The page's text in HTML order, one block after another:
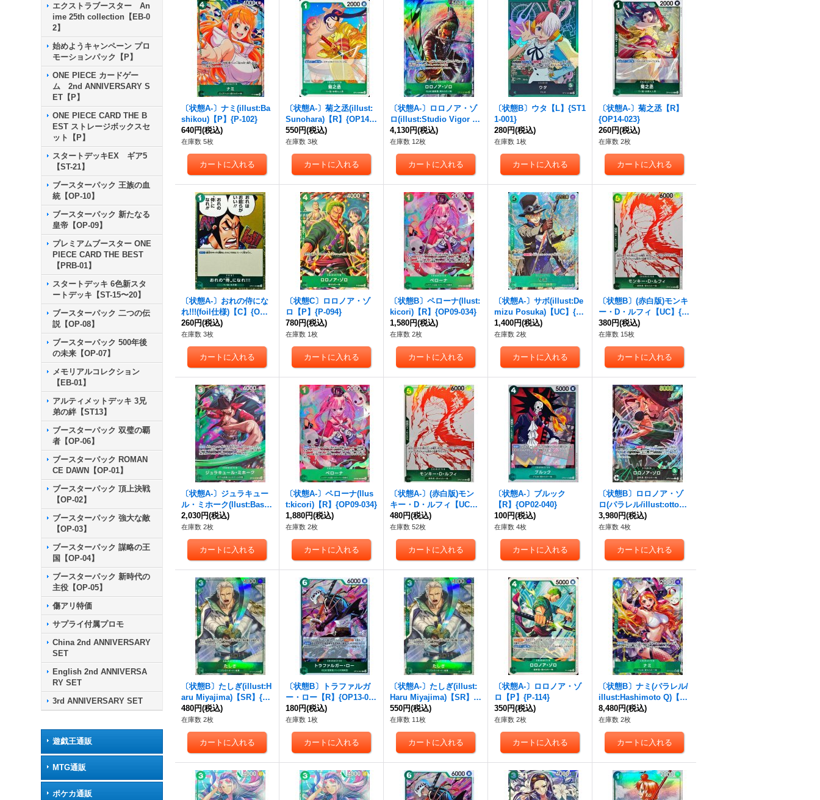
エクストラブースター An
ime 25th collection【EB-0
2】
始めようキャンペーン プロ
モーションパック【P】
ONE PIECE カードゲー
ム 2nd ANNIVERSARY S
ET【P】
ONE PIECE CARD THE B
EST ストレージボックスセ
ット【P】
スタートデッキEX ギア5
【ST-21】
ブースターパック 王族の血
統【OP-10】
ブースターパック 新たなる
皇帝【OP-09】
プレミアムブースター ONE
PIECE CARD THE BEST
【PRB-01】
スタートデッキ 6色新スタ
ートデッキ【ST-15〜20】
ブースターパック 二つの伝
説【OP-08】
ブースターパック 500年後
の未来【OP-07】
メモリアルコレクション
【EB-01】
アルティメットデッキ 3兄
弟の絆【ST13】
ブースターパック 双璧の覇
者【OP-06】
ブースターパック ROMAN
CE DAWN【OP-01】
ブースターパック 頂上決戦
【OP-02】
ブースターパック 強大な敵
【OP-03】
ブースターパック 謀略の王
国【OP-04】
ブースターパック 新時代の
主役【OP-05】
傷アリ特価
サプライ付属プロモ
China 2nd ANNIVERSARY
SET
English 2nd ANNIVERSA
RY SET
3rd ANNIVERSARY SET
遊戯王通販
MTG通販
ポケカ通販
〔状態A-〕ナミ(illust:Ba
shikou)【P】{P-102}
640円(税込)
在庫数 5枚
〔状態A-〕菊之丞(illust:
Sunohara)【R】{OP14-0
23}
550円(税込)
在庫数 3枚
〔状態A-〕ロロノア・ゾ
ロ(illust:Studio Vigor C
o.Ltd)【R】{OP13-037}
4,130円(税込)
在庫数 12枚
〔状態B〕ウタ【L】{ST1
1-001}
280円(税込)
在庫数 1枚
〔状態A-〕菊之丞【R】
{OP14-023}
260円(税込)
在庫数 2枚
〔状態A-〕おれの侍にな
れ!!!(foil仕様)【C】{OP0
1-055}
260円(税込)
在庫数 3枚
〔状態C〕ロロノア・ゾ
ロ【P】{P-094}
780円(税込)
在庫数 1枚
〔状態B〕ペローナ(llust:
kicori)【R】{OP09-034}
1,580円(税込)
在庫数 2枚
〔状態A-〕サボ(illust:De
mizu Posuka)【UC】{O
P09-027}
1,400円(税込)
在庫数 2枚
〔状態B〕(赤白版)モンキ
ー・D・ルフィ【UC】{O
P07-033}
380円(税込)
在庫数 15枚
〔状態A-〕ジュラキュー
ル・ミホーク(llust:Bashi
kou)【SR】{ST12-003}
2,030円(税込)
在庫数 2枚
〔状態A-〕ペローナ(llus
t:kicori)【R】{OP09-034}
1,880円(税込)
在庫数 2枚
〔状態A-〕(赤白版)モン
キー・D・ルフィ【UC】
{OP07-033}
480円(税込)
在庫数 52枚
〔状態A-〕ブルック
【R】{OP02-040}
100円(税込)
在庫数 4枚
〔状態B〕ロロノア・ゾ
ロ(パラレル/illust:otton)
【L/P】{OP12-020}
3,980円(税込)
在庫数 4枚
〔状態B〕たしぎ(illust:H
aru Miyajima)【SR】{O
P10-032}
480円(税込)
在庫数 2枚
〔状態B〕トラファルガ
ー・ロー【R】{OP13-03
1}
180円(税込)
在庫数 1枚
〔状態A-〕たしぎ(illust:
Haru Miyajima)【SR】
{OP10-032}
550円(税込)
在庫数 11枚
〔状態A-〕ロロノア・ゾ
ロ【P】{P-114}
350円(税込)
在庫数 2枚
〔状態B〕ナミ(パラレル/
illust:Hashimoto Q)【S
R/P】{OP14-031}
8,480円(税込)
在庫数 2枚